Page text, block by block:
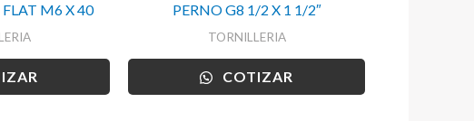
M6 X 40 PERNO G8 1/2 X 1 1/2″
TORNILLERIA
COTIZAR